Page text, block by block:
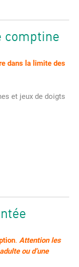
comptine
dans la limite des
et jeux de doigts
. Attention les
ou d’une